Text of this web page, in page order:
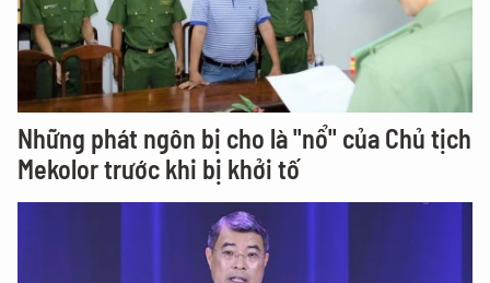
Những phát ngôn bị cho là "nổ" của Chủ tịch
Mekolor trước khi bị khởi tố